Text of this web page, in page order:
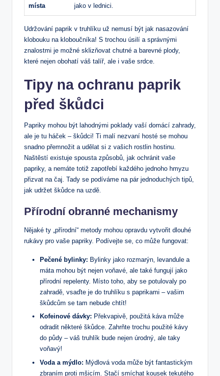
místa jako v lednici.
Udržování paprik v truhlíku už nemusí být jak nasazování
klobouku na kloboučníka! S trochou úsilí a správnými
znalostmi je možné sklizňovat chutné a barevné plody,
které nejen obohatí váš talíř, ale i vaše srdce.
Tipy na ochranu paprik
před škůdci
Papriky mohou být lahodnými poklady vaší domácí zahrady,
ale je tu háček – škůdci! Ti malí nezvaní hosté se mohou
snadno přemnožit a udělat si z vašich rostlin hostinu.
Naštěstí existuje spousta způsobů, jak ochránit vaše
papriky, a nemáte totiž zapotřebí každého jednoho hmyzu
přizvat na čaj. Tady se podíváme na pár jednoduchých tipů,
jak udržet škůdce na uzdě.
Přírodní obranné mechanismy
Nějaké ty „přírodní“ metody mohou opravdu vytvořit dlouhé
rukávy pro vaše papriky. Podívejte se, co může fungovat:
Pečené bylinky: Bylinky jako rozmarýn, levandule a
máta mohou být nejen voňavé, ale také fungují jako
přírodní repelenty. Místo toho, aby se potulovaly po
zahradě, vsaďte je do truhlíku s paprikami – vašim
škůdcům se tam nebude chtít!
Kofeinové dávky: Překvapivě, použitá káva může
odradit některé škůdce. Zahrňte trochu použité kávy
do půdy – váš truhlík bude nejen úrodný, ale taky
voňavý!
Voda a mýdlo: Mýdlová voda může být fantastickým
zbraním proti mšicím. Stačí smíchat kousek tekutého